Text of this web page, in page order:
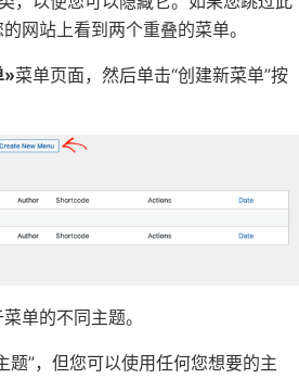
网站上看到两个重叠的菜单。
»菜单页面，然后单击“创建新菜单”按
单的不同主题。
题”，但您可以使用任何您想要的主